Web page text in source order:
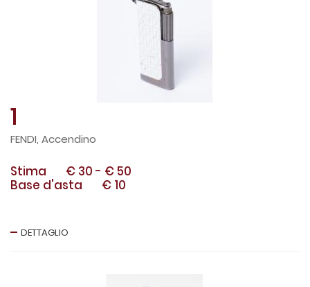
1
FENDI, Accendino
Stima € 30 - € 50
Base d'asta
€ 10
DETTAGLIO